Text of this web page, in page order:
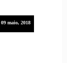
09 maio, 2018